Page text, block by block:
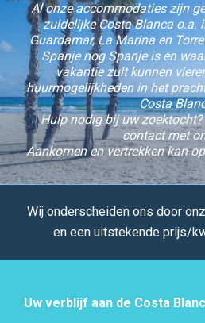
Al onze accommodaties zijn
zuidelijke Costa Blanca o.a.
Guardamar, La Marina en
Spanje nog Spanje is en
vakantie zult kunnen
huurmogelijkheden in het
Costa
Hulp nodig bij uw
contact met
Aankomen en vertrekken kan
Wij onderscheiden ons door
en een uitstekende prijs/
Uw verblijf aan de Costa